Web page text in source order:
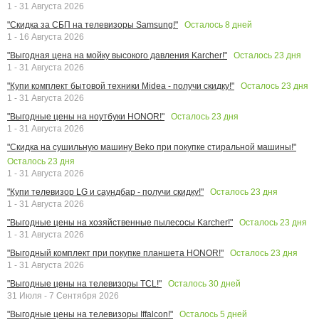
1 - 31 Августа 2026
"Скидка за СБП на телевизоры Samsung!"
Осталось 8 дней
1 - 16 Августа 2026
"Выгодная цена на мойку высокого давления Karcher!"
Осталось 23 дня
1 - 31 Августа 2026
"Купи комплект бытовой техники Midea - получи скидку!"
Осталось 23 дня
1 - 31 Августа 2026
"Выгодные цены на ноутбуки HONOR!"
Осталось 23 дня
1 - 31 Августа 2026
"Скидка на сушильную машину Beko при покупке стиральной машины!"
Осталось 23 дня
1 - 31 Августа 2026
"Купи телевизор LG и саундбар - получи скидку!"
Осталось 23 дня
1 - 31 Августа 2026
"Выгодные цены на хозяйственные пылесосы Karcher!"
Осталось 23 дня
1 - 31 Августа 2026
"Выгодный комплект при покупке планшета HONOR!"
Осталось 23 дня
1 - 31 Августа 2026
"Выгодные цены на телевизоры TCL!"
Осталось 30 дней
31 Июля - 7 Сентября 2026
"Выгодные цены на телевизоры Iffalcon!"
Осталось 5 дней